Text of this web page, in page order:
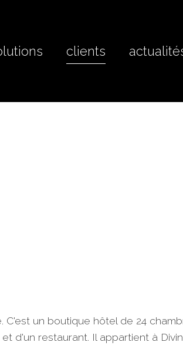
clients
un boutique hôtel de 24
d'un restaurant. Il appartient à